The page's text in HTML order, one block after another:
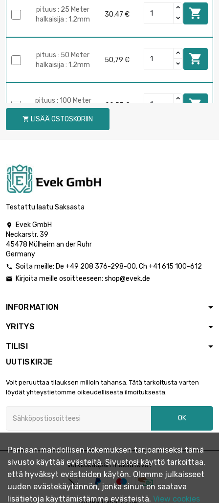
pituus : 25 Meter
halkaisija : 1.2mm
30,47 € 
pituus : 50 Meter
halkaisija : 1.2mm
50,79 € 
pituus : 100 Meter
halkaisija : 1.2mm
99,55 € 
pituus : 2 Meter
halkaisija : 1.6mm
pituus : 5 Meter
halkaisija : 1.6mm
43,34 € 
pituus : 50 Meter
pituus : 100 Meter
halkaisija : 1.6mm
141,58 € 
 LISÄÄ OSTOSKORIIN
Testattu laatu Saksasta

Evek GmbH
Neckarstr. 39
45478 Mülheim an der Ruhr
Germany
 Soita meille: De +49 208 376-298-00, Ch +41 615 100-612
 Kirjoita meille osoitteeseen: shop@evek.de
INFORMATION
YRITYS
TILISI
UUTISKIRJE
Voit peruuttaa tilauksen milloin tahansa. Tätä tarkoitusta varten
löydät yhteystietomme oikeudellisesta ilmoituksesta.
OK
Verkkokaupan maksutavat
Parhaan mahdollisen kokemuksen tarjoamiseksi tämä
sivusto käyttää evästeitä. Sivustosi käyttö tarkoittaa,
että hyväksyt evästeiden käytön. Olemme julkaisseet
uuden evästekäytännön, jonka sinun on saatava
lisätietoja käyttämistämme evästeistä. View cookies